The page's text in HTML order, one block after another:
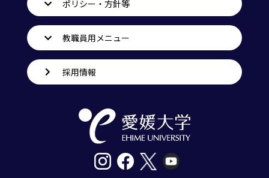
ポリシー・方針等
教職員用メニュー
採用情報